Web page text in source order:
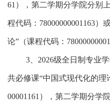
61 ），第二学期分学院分别
程代码： 78000000001163）
论”（课程代码：
3 2026级全日制 专业
共必修课“中国式现代化的理
00001161 ），第二学期分学